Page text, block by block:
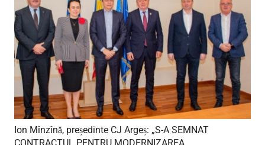
Ion Mînzînă, președinte CJ Argeș: „S-A SEMNAT